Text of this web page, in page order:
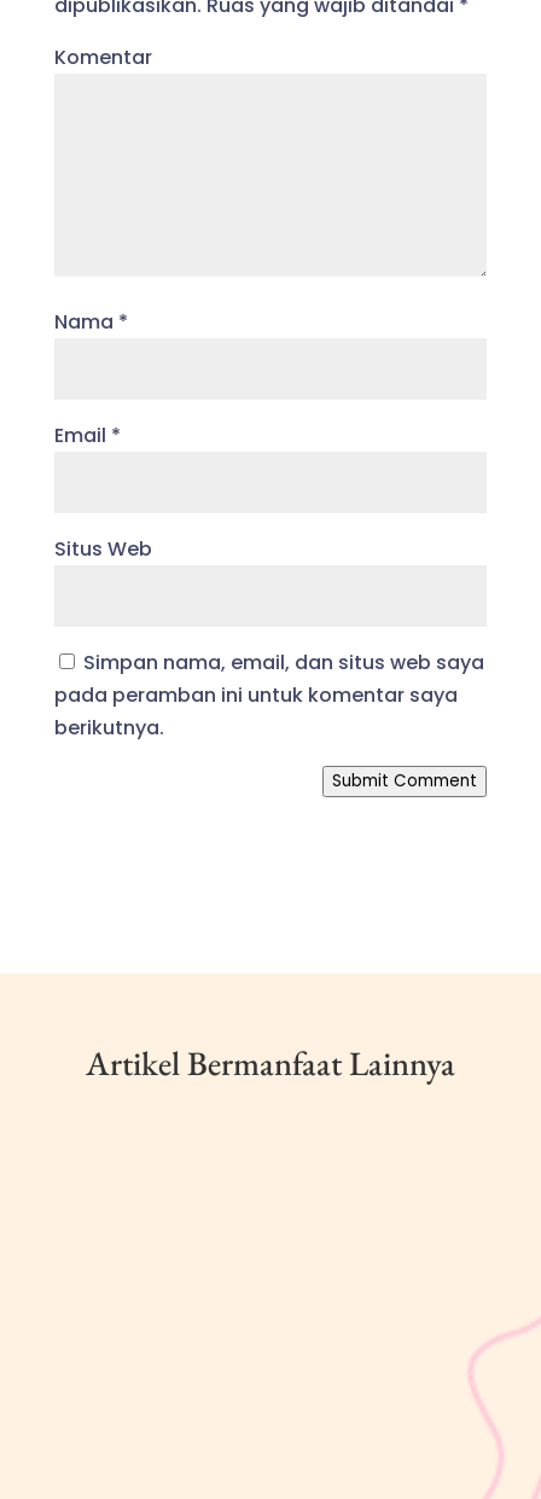
Komentar
Nama *
Email *
Situs Web
Simpan nama, email, dan situs web saya
pada peramban ini untuk komentar saya
berikutnya.
Submit Comment
Artikel Bermanfaat Lainnya